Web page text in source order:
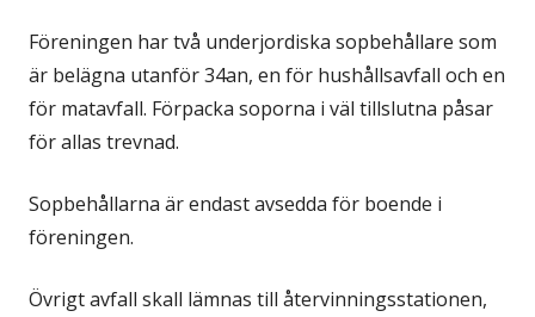
Föreningen har två underjordiska sopbehållare som
är belägna utanför 34an, en för hushållsavfall och en
för matavfall. Förpacka soporna i väl tillslutna påsar
för allas trevnad.
Sopbehållarna är endast avsedda för boende i
föreningen.
Övrigt avfall skall lämnas till återvinningsstationen,